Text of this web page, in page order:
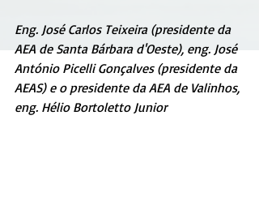
Eng. José Carlos Teixeira (presidente da
AEA de Santa Bárbara d'Oeste), eng. José
António Picelli Gonçalves (presidente da
AEAS) e o presidente da AEA de Valinhos,
eng. Hélio Bortoletto Junior